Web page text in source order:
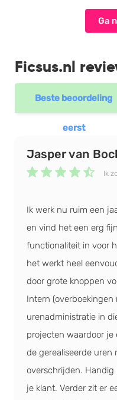
Mobiele app
Vreemde
Offerte
Prijsopties
E-mail
iZettle
ING
ABN
SNS
Van
Bunq
Ga
Ficsus.nl
Beste beoordeling
eerst
Jasper van
Ik
Ik werk nu ruim een
en vind het een erg
functionaliteit in voor
het werkt heel
door grote knoppen
Intern (overboekingen
urenadministratie in
projecten waardoor
de gerealiseerde uren
overschrijden. Handig
je klant. Verder zit er